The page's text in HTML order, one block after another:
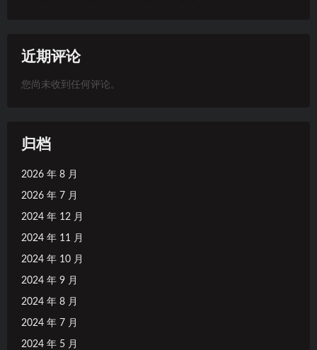
近期评论
您尚未收到任何评论。
归档
2026 年 8 月
2026 年 7 月
2024 年 12 月
2024 年 11 月
2024 年 10 月
2024 年 9 月
2024 年 8 月
2024 年 7 月
2024 年 5 月